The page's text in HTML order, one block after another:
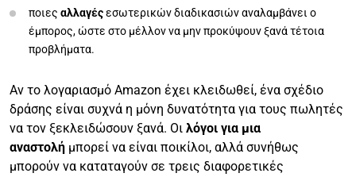
ποιες αλλαγέςεσωτερικών διαδικασιών αναλαμβάνει ο
έμπορος, ώστε στο μέλλον να μην προκύψουν ξανά τέτοια
προβλήματα.
Αν το λογαριασμό Amazon έχει κλειδωθεί, ένα σχέδιο
δράσης είναι συχνά η μόνη δυνατότητα για τους πωλητές
να τον ξεκλειδώσουν ξανά. Οι λόγοι για μια
αναστολή μπορεί να είναι ποικίλοι, αλλά συνήθως
μπορούν να καταταγούν σε τρεις διαφορετικές